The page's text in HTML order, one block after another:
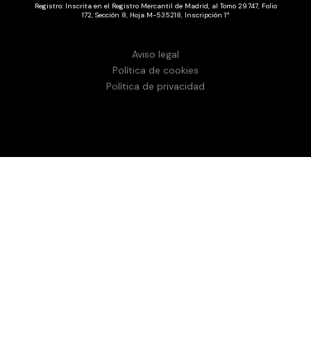
Registro: Inscrita en el Registro Mercantil de Madrid, al Tomo 29.747, Folio
172, Sección 8, Hoja M-535218, Inscripción 1ª
Aviso legal
Política de cookies
Política de privacidad